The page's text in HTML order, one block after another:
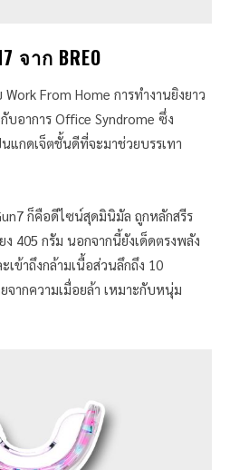
จาก BREO
From Home การทำงานยิงยาว
บอาการ Office Syndrome ซึ่ง
แกดเจ็ตชั้นดีที่จะมาช่วยบรรเทา
ก็คือดีไซน์สุดมินิมัล ถูกหลักสรีร
405 กรัม นอกจากนี้ยังเด็ดตรงพลัง
ข้าถึงกล้ามเนื้อส่วนลึกถึง 10
จากความเมื่อยล้า เหมาะกับหนุ่ม